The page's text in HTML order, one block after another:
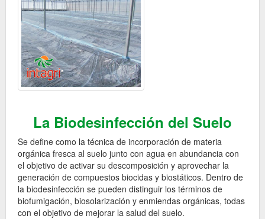
La Biodesinfección del Suelo
Se define como la técnica de incorporación de materia
orgánica fresca al suelo junto con agua en abundancia con
el objetivo de activar su descomposición y aprovechar la
generación de compuestos biocidas y biostáticos. Dentro de
la biodesinfección se pueden distinguir los términos de
biofumigación, biosolarización y enmiendas orgánicas, todas
con el objetivo de mejorar la salud del suelo.